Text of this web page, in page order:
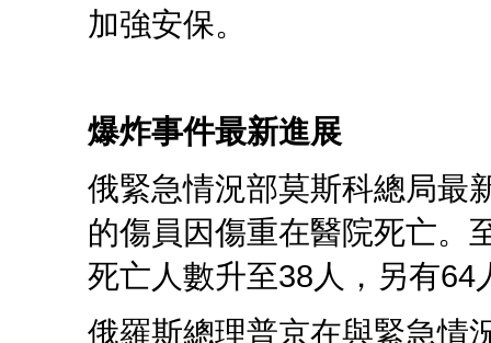
加強安保。
爆炸事件最新進展
俄緊急情況部莫斯科總局最
的傷員因傷重在醫院死亡。
死亡人數升至38人，另有
俄羅斯總理普京在與緊急情